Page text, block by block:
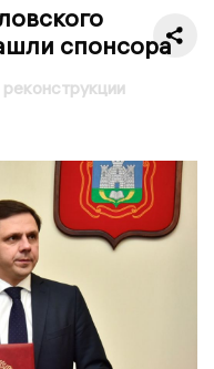
спонсора